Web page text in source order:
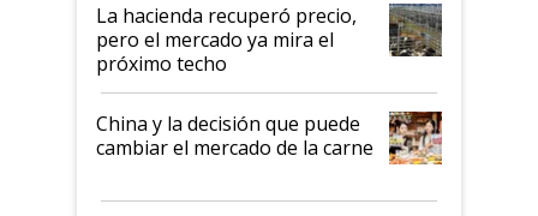
La hacienda recuperó precio,
pero el mercado ya mira el
próximo techo
China y la decisión que puede
cambiar el mercado de la carne